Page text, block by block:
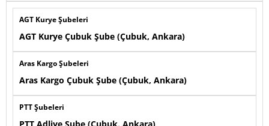
AGT Kurye Şubeleri
AGT Kurye Çubuk Şube (Çubuk, Ankara)
Aras Kargo Şubeleri
Aras Kargo Çubuk Şube (Çubuk, Ankara)
PTT Şubeleri